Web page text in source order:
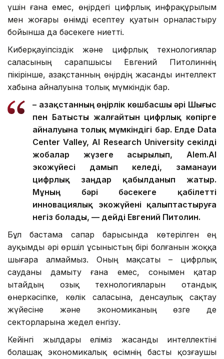
үшін ғана емес, өңірдегі цифрлық инфрақұрылым
мен жоғары өнімді есептеу қуатын орналастыру
бойынша да бәсекеге ниетті.
Киберқауіпсіздік және цифрлық технологиялар
саласының сарапшысы Евгений Питолиннің
пікірінше, Қазақстанның өңірдің жасанды интеллект
хабына айналуына толық мүмкіндік бар.
– Қазақстанның өңірлік көшбасшы әрі Шығыс
пен Батысты жалғайтын цифрлық көпірге
айналуына толық мүмкіндігі бар. Елде Data
Center Valley, AI Research University секілді
жобалар жүзеге асырылып, Alem.AI
экожүйесі дамып келеді, заманауи
цифрлық заңдар қабылданып жатыр.
Мұның бәрі бәсекеге қабілетті
инновациялық экожүйені қалыптастыруға
негіз болады, — дейді Евгений Питолин.
Бұл бастама сапар барысында көтерілген ең
ауқымды әрі өршіл ұсыныстың бірі болғанын жоққа
шығара алмаймыз. Оның мақсаты – цифрлық
сауданы дамыту ғана емес, сонымен қатар
Қытайдың озық технологияларын отандық
өнеркәсіпке, көлік саласына, денсаулық сақтау
жүйесіне және экономиканың өзге де
секторларына жедел енгізу.
Кейінгі жылдары еліміз жасанды интеллектіні
болашақ экономикалық өсімнің басты қозғаушы